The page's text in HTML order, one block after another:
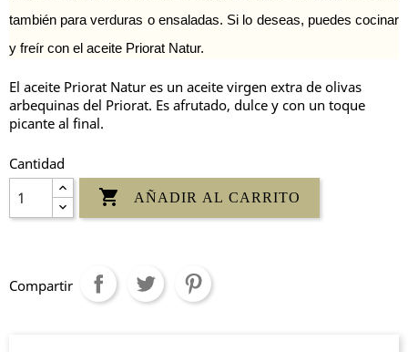
también para verduras o ensaladas. Si lo deseas, puedes cocinar
y freír con el aceite Priorat Natur.
El aceite Priorat Natur es un aceite virgen extra de olivas
arbequinas del Priorat. Es afrutado, dulce y con un toque
picante al final.
Cantidad
 AÑADIR AL CARRITO
Compartir